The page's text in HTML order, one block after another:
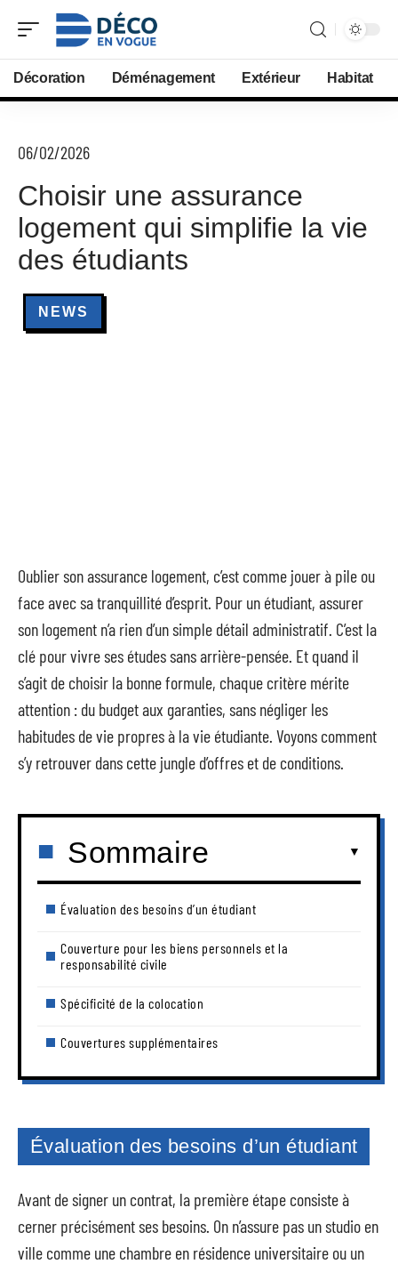
Décoration Déménagement Extérieur Habitat
06/02/2026
Choisir une assurance
logement qui simplifie la vie
des étudiants
NEWS
Oublier son assurance logement, c’est comme jouer à pile ou
face avec sa tranquillité d’esprit. Pour un étudiant, assurer
son logement n’a rien d’un simple détail administratif. C’est la
clé pour vivre ses études sans arrière-pensée. Et quand il
s’agit de choisir la bonne formule, chaque critère mérite
attention : du budget aux garanties, sans négliger les
habitudes de vie propres à la vie étudiante. Voyons comment
s’y retrouver dans cette jungle d’offres et de conditions.
Sommaire
Évaluation des besoins d’un étudiant
Couverture pour les biens personnels et la
responsabilité civile
Spécificité de la colocation
Couvertures supplémentaires
Évaluation des besoins d’un étudiant
Avant de signer un contrat, la première étape consiste à
cerner précisément ses besoins. On n’assure pas un studio en
ville comme une chambre en résidence universitaire ou un